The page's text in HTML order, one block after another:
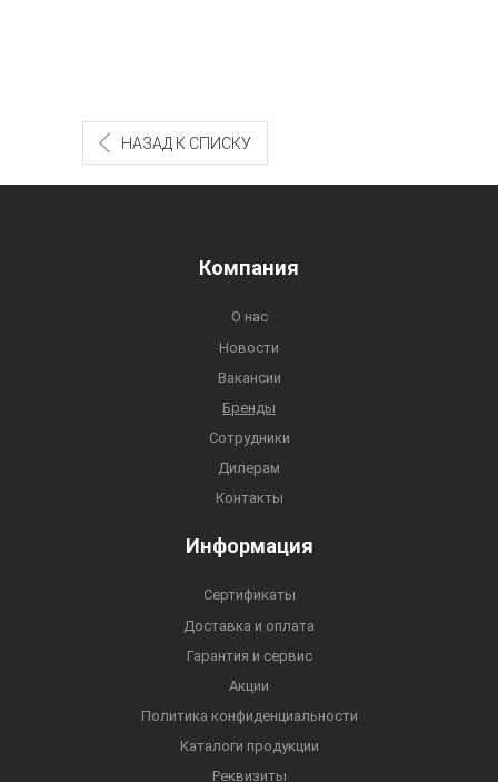
НАЗАД К СПИСКУ
Компания
О нас
Новости
Вакансии
Бренды
Сотрудники
Дилерам
Контакты
Информация
Сертификаты
Доставка и оплата
Гарантия и сервис
Акции
Политика конфиденциальности
Каталоги продукции
Реквизиты